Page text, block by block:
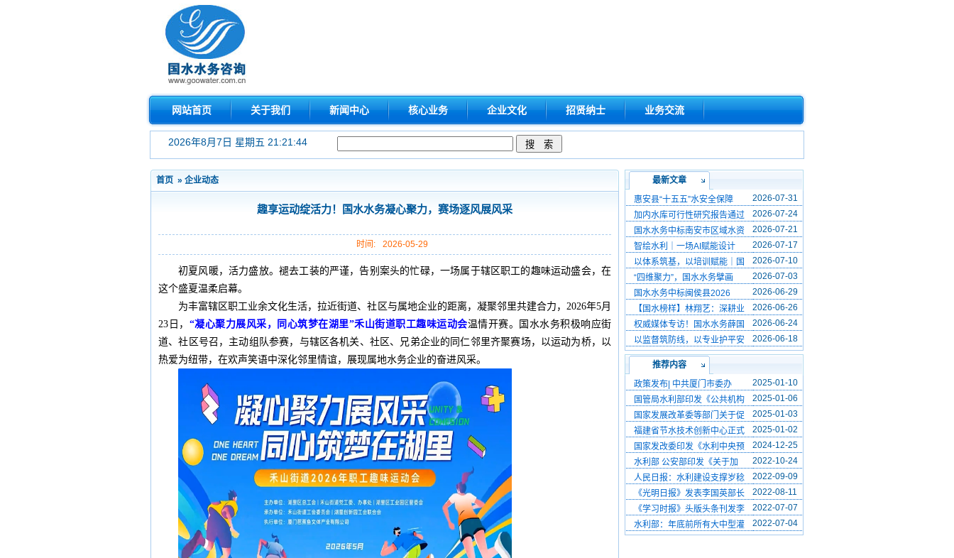
网站首页 关于我们 新闻中心 核心业务 企业文化 招贤纳士 业务交流
2026年8月7日 星期五 21:21:45
首页 » 企业动态
趣享运动绽活力！国水水务凝心聚力，赛场逐风展风采
时间: 2026-05-29
初夏风暖，活力盛放。褪去工装的严谨，告别案头的忙碌，一场属于辖区职工的趣味运动盛会，在
这个盛夏温柔启幕。
为丰富辖区职工业余文化生活，拉近街道、社区与属地企业的距离，凝聚邻里共建合力，2026年5月
23日， “凝心聚力展风采，同心筑梦在湖里”禾山街道职工趣味运动会温情开赛。国水水务积极响应街
道、社区号召，主动组队参赛，与辖区各机关、社区、兄弟企业的同仁邻里齐聚赛场，以运动为桥，以
热爱为纽带，在欢声笑语中深化邻里情谊，展现属地水务企业的奋进风采。
最新文章
惠安县“十五五”水安全保障
2026-07-31
加内水库可行性研究报告通过
2026-07-24
国水水务中标南安市区域水资
2026-07-21
智绘水利｜一场AI赋能设计
2026-07-17
以体系筑基，以培训赋能｜国
2026-07-10
“四维聚力”，国水水务擘画
2026-07-03
国水水务中标闽侯县2026
2026-06-29
【国水榜样】林翔艺：深耕业
2026-06-26
权威媒体专访！国水水务薛国
2026-06-24
以监督筑防线，以专业护平安
2026-06-18
推荐内容
政策发布| 中共厦门市委办
2025-01-10
国管局水利部印发《公共机构
2025-01-06
国家发展改革委等部门关于促
2025-01-03
福建省节水技术创新中心正式
2025-01-02
国家发改委印发《水利中央预
2024-12-25
水利部 公安部印发《关于加
2022-10-24
人民日报：水利建设支撑岁稔
2022-09-09
《光明日报》发表李国英部长
2022-08-11
《学习时报》头版头条刊发李
2022-07-07
水利部：年底前所有大中型灌
2022-07-04